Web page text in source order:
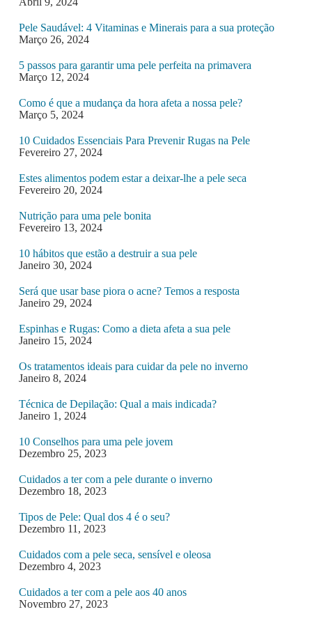
Pele Saudável: 4 Vitaminas e Minerais para a sua proteção
Março 26, 2024
5 passos para garantir uma pele perfeita na primavera
Março 12, 2024
Como é que a mudança da hora afeta a nossa pele?
Março 5, 2024
10 Cuidados Essenciais Para Prevenir Rugas na Pele
Fevereiro 27, 2024
Estes alimentos podem estar a deixar-lhe a pele seca
Fevereiro 20, 2024
Nutrição para uma pele bonita
Fevereiro 13, 2024
10 hábitos que estão a destruir a sua pele
Janeiro 30, 2024
Será que usar base piora o acne? Temos a resposta
Janeiro 29, 2024
Espinhas e Rugas: Como a dieta afeta a sua pele
Janeiro 15, 2024
Os tratamentos ideais para cuidar da pele no inverno
Janeiro 8, 2024
Técnica de Depilação: Qual a mais indicada?
Janeiro 1, 2024
10 Conselhos para uma pele jovem
Dezembro 25, 2023
Cuidados a ter com a pele durante o inverno
Dezembro 18, 2023
Tipos de Pele: Qual dos 4 é o seu?
Dezembro 11, 2023
Cuidados com a pele seca, sensível e oleosa
Dezembro 4, 2023
Cuidados a ter com a pele aos 40 anos
Novembro 27, 2023